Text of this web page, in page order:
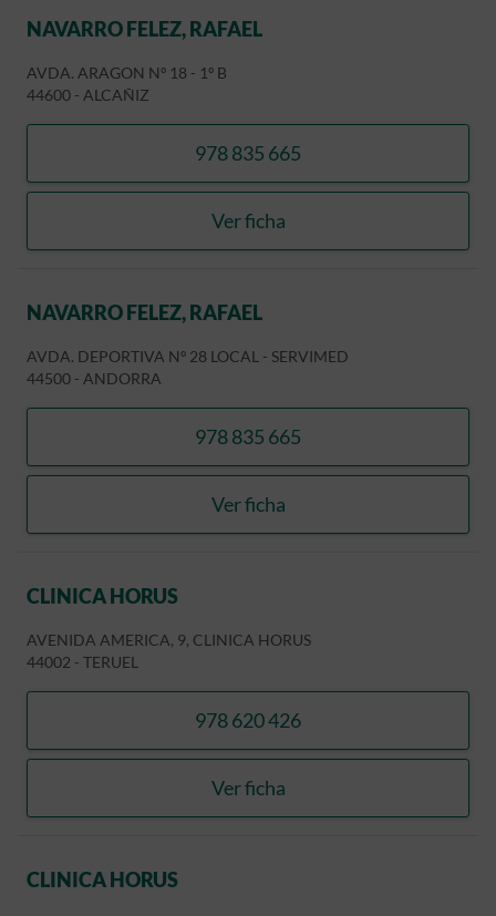
NAVARRO FELEZ, RAFAEL
AVDA. ARAGON Nº 18 - 1º B
44600 - ALCAÑIZ
978 835 665
llamar NAVARRO FELEZ,
Ver ficha
NAVARRO FELEZ, RAFAEL
NAVARRO FELEZ, RAFAEL
AVDA. DEPORTIVA Nº 28 LOCAL - SERVIMED
44500 - ANDORRA
978 835 665
llamar NAVARRO FELEZ,
Ver ficha
NAVARRO FELEZ, RAFAEL
CLINICA HORUS
AVENIDA AMERICA, 9, CLINICA HORUS
44002 - TERUEL
978 620 426
llamar CLINICA HORUS
Ver ficha
CLINICA HORUS
CLINICA HORUS